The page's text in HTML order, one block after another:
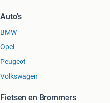
Auto's
BMW
Opel
Peugeot
Volkswagen
Fietsen en Brommers